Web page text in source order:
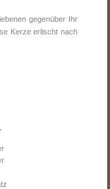
gegenüber Ihr
Kerze erlischt nach